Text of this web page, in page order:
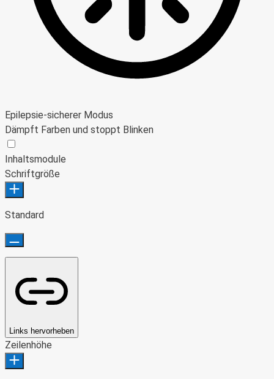
Epilepsie-sicherer Modus
Dämpft Farben und stoppt Blinken
Inhaltsmodule
Schriftgröße
Standard
Links hervorheben
Zeilenhöhe